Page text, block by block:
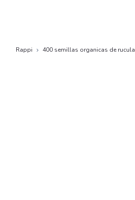
Rappi 400 semillas organicas de rucula